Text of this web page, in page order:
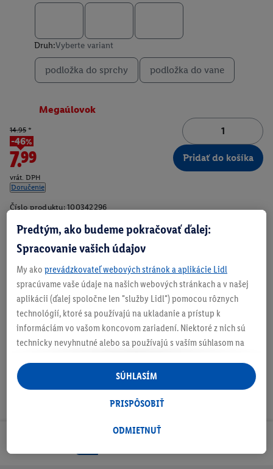
Druh:Vyberte variant
podložka do sprchy podložka do vane
Megaúlovok
14.95 *
-46%
7.99
vrát. DPH
Doručenie
Pridať do košíka
Číslo produktu: 100342296
O produkte
Upevnenie pomocou prísaviek
Rôzne farebné varianty
Predtým, ako budeme pokračovať ďalej:
Spracovanie vašich údajov
My ako prevádzkovateľ webových stránok a aplikácie Lidl
spracúvame vaše údaje na našich webových stránkach a v našej
aplikácii (ďalej spoločne len "služby Lidl") pomocou rôznych
technológií, ktoré sa používajú na ukladanie a prístup k
informáciám vo vašom koncovom zariadení. Niektoré z nich sú
technicky nevyhnutné alebo sa používajú s vaším súhlasom na
personalizovanú reklamu v rámci služieb Lidl aj mimo nich. Ak
ste účastníkom programu Lidl Plus, na tieto účely sa spracúvajú
aj údaje z vášho nákupného správania v obchode.
následne si vytvoríte účet Lidl Plus alebo sa prihlásite do svojho
ODMIETNUŤ
PRISPÔSOBIŤ
SÚHLASÍM